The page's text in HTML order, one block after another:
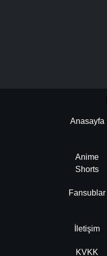
Anasayfa
Anime
Shorts
Fansublar
İletişim
KVKK